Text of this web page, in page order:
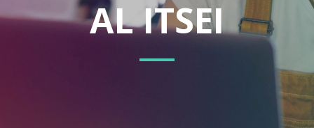
AL ITSEI